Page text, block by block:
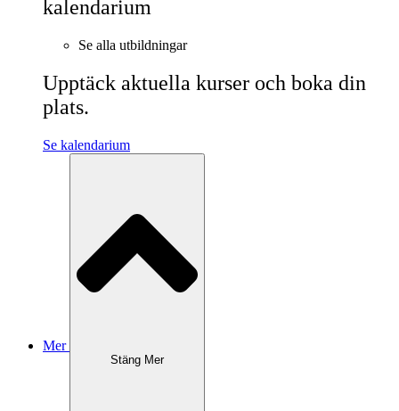
kalendarium
Se alla utbildningar
Upptäck aktuella kurser och boka din
plats.
Se kalendarium
Mer
Stäng Mer